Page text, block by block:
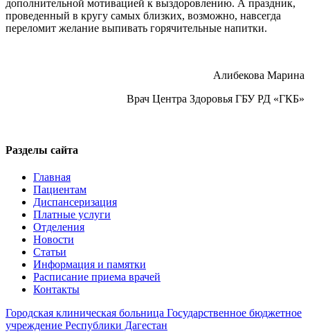
дополнительной мотивацией к выздоровлению. А праздник,
проведенный в кругу самых близких, возможно, навсегда
переломит желание выпивать горячительные напитки.
Алибекова Марина
Врач Центра Здоровья ГБУ РД «ГКБ»
Разделы сайта
Главная
Пациентам
Диспансеризация
Платные услуги
Отделения
Новости
Статьи
Информация и памятки
Расписание приема врачей
Контакты
Городская клиническая больница Государственное бюджетное
учреждение Республики Дагестан